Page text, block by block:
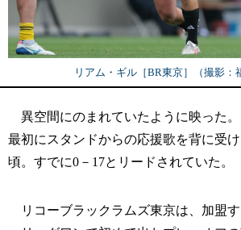
リアム・ギル［BR東京］（撮影：
異空間にのまれていたように映った。
最初にスタンドからの応援歌を背に受
頃。すでに0－17とリードされていた。
リコーブラックラムズ東京は、加盟